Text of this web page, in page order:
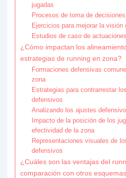
jugadas
Procesos de toma de
Ejercicios para mejorar la visión
Estudios de caso de
¿Cómo impactan los
estrategias de running en zona?
Formaciones defensivas
zona
Estrategias para contrarrestar
defensivos
Analizando los ajustes
Impacto de la posición de los
efectividad de la zona
Representaciones visuales de
defensivos
¿Cuáles son las ventajas del
comparación con otros